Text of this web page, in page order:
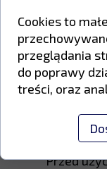
wysokiej
suchym,
Przed
Cookies to
przeglądania
do poprawy
treści, oraz